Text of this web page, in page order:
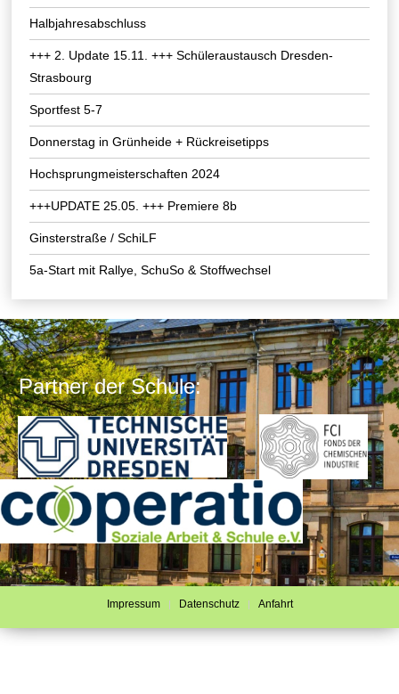
Halbjahresabschluss
+++ 2. Update 15.11. +++ Schüleraustausch Dresden-
Strasbourg
Sportfest 5-7
Donnerstag in Grünheide + Rückreisetipps
Hochsprungmeisterschaften 2024
+++UPDATE 25.05. +++ Premiere 8b
Ginsterstraße / SchiLF
5a-Start mit Rallye, SchuSo & Stoffwechsel
Partner der Schule:
Impressum Datenschutz Anfahrt